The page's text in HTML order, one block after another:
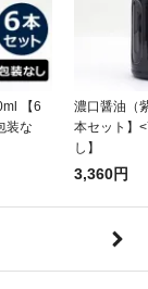
【6
装な
濃口醤油（
本セット】
し】
3,360円